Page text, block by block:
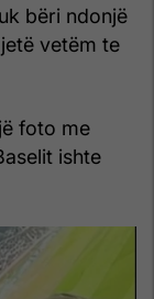
bëri ndonjë
vetëm te
foto me
ishte